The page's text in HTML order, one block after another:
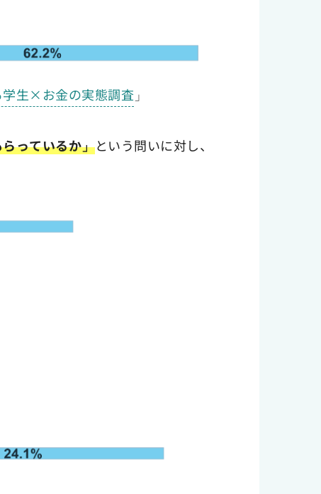
学生×お金の実態調査 」
っているか」という問いに対し、